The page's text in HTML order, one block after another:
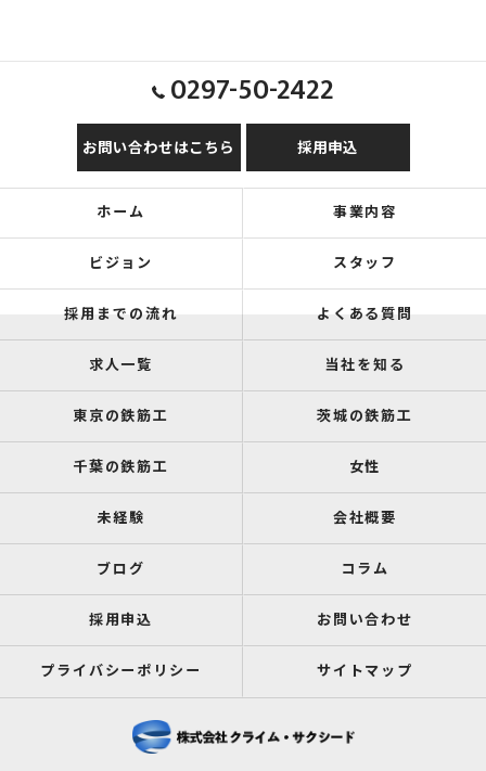
0297-50-2422
お問い合わせはこちら 採用申込
ホーム 事業内容
ビジョン スタッフ
採用までの流れ よくある質問
求人一覧 当社を知る
東京の鉄筋工 茨城の鉄筋工
千葉の鉄筋工 女性
未経験 会社概要
ブログ コラム
採用申込 お問い合わせ
プライバシーポリシー サイトマップ